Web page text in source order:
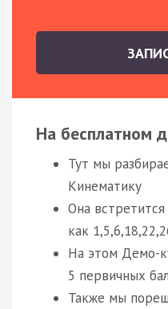
На бесплатном
Тут мы
Кинематику
Она
как
На этом Демо-
5 первичных
Также мы